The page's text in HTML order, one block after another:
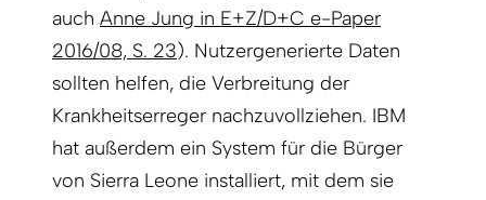
auch Anne Jung in E+Z/D+C e-Paper
2016/08, S. 23). Nutzergenerierte Daten
sollten helfen, die Verbreitung der
Krankheitserreger nachzuvollziehen. IBM
hat außerdem ein System für die Bürger
von Sierra Leone installiert, mit dem sie